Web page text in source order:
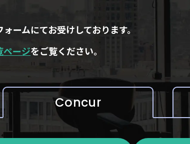
ームにてお受けしております。
ページをご覧ください。
Concur